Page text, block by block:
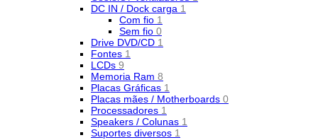
DC IN / Dock carga 1
Com fio 1
Sem fio 0
Drive DVD/CD 1
Fontes 1
LCDs 9
Memoria Ram 8
Placas Gráficas 1
Placas mães / Motherboards 0
Processadores 1
Speakers / Colunas 1
Suportes diversos 1